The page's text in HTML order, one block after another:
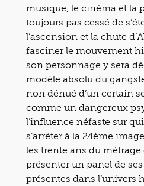
musique, le cinéma et la
toujours pas cessé de
l’ascension et la chute
fasciner le mouvement
son personnage y sera
modèle absolu du
non dénué d’un certain
comme un dangereux
l’influence néfaste sur
s’arrêter à la 24ème
les trente ans du métrage
présenter un panel de
présentes dans l’univers